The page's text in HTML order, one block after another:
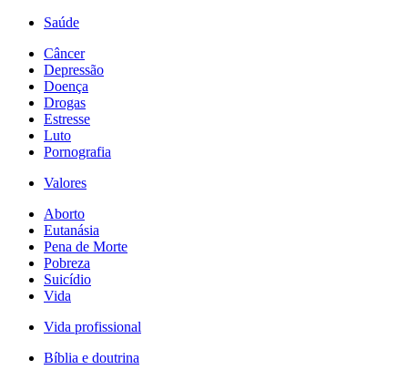
Saúde
Câncer
Depressão
Doença
Drogas
Estresse
Luto
Pornografia
Valores
Aborto
Eutanásia
Pena de Morte
Pobreza
Suicídio
Vida
Vida profissional
Bíblia e doutrina